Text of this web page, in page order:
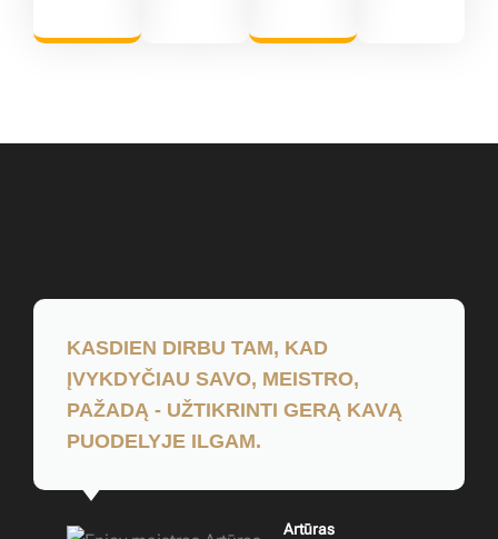
KASDIEN DIRBU TAM, KAD
ĮVYKDYČIAU SAVO, MEISTRO,
PAŽADĄ - UŽTIKRINTI GERĄ KAVĄ
PUODELYJE ILGAM.
Artūras